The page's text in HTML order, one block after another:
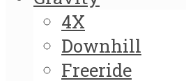
4X
Downhill
Freeride